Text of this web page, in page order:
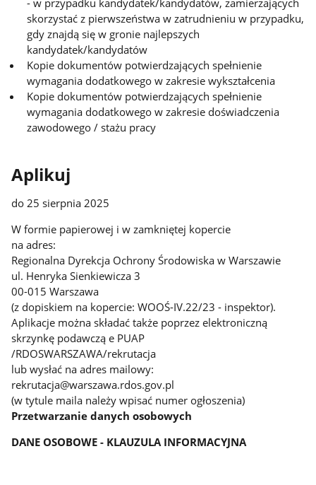
- w przypadku kandydatek/kandydatów, zamierzających
skorzystać z pierwszeństwa w zatrudnieniu w przypadku,
gdy znajdą się w gronie najlepszych
kandydatek/kandydatów
Kopie dokumentów potwierdzających spełnienie
wymagania dodatkowego w zakresie wykształcenia
Kopie dokumentów potwierdzających spełnienie
wymagania dodatkowego w zakresie doświadczenia
zawodowego / stażu pracy
Aplikuj
do 25 sierpnia 2025
W formie papierowej i w zamkniętej kopercie
na adres:
Regionalna Dyrekcja Ochrony Środowiska w Warszawie
ul. Henryka Sienkiewicza 3
00-015 Warszawa
(z dopiskiem na kopercie: WOOŚ-IV.22/23 - inspektor).
Aplikacje można składać także poprzez elektroniczną
skrzynkę podawczą e PUAP
/RDOSWARSZAWA/rekrutacja
lub wysłać na adres mailowy:
rekrutacja@warszawa.rdos.gov.pl
(w tytule maila należy wpisać numer ogłoszenia)
Przetwarzanie danych osobowych
DANE OSOBOWE - KLAUZULA INFORMACYJNA